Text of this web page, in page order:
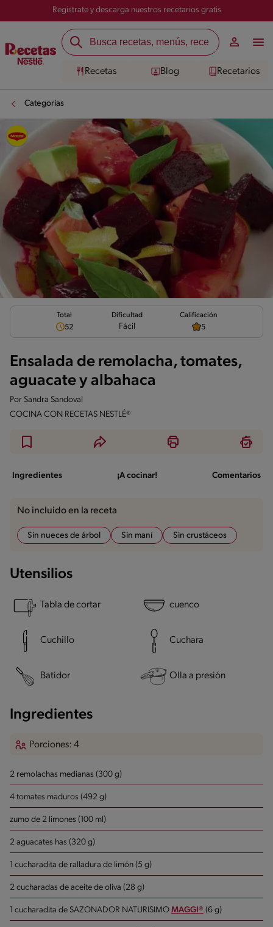
Registrate y descarga nuestros recetarios gratis
Recetas Blog Recetarios
Categorías
Total
52
Dificultad
Fácil
Calificación
5
Ensalada de remolacha, tomates,
aguacate y albahaca
Por Sandra Sandoval
COCINA CON RECETAS NESTLÉ®
Ingredientes ¡A cocinar! Comentarios
No incluido en la receta
Sin nueces de árbol Sin maní Sin crustáceos
Utensilios
Tabla de cortar cuenco
Cuchillo Cuchara
Batidor Olla a presión
Ingredientes
Porciones: 4
2 remolachas medianas (300 g)
4 tomates maduros (492 g)
zumo de 2 limones (100 ml)
2 aguacates has (320 g)
1 cucharadita de ralladura de limón (5 g)
2 cucharadas de aceite de oliva (28 g)
1 cucharadita de SAZONADOR NATURISIMO MAGGI® (6 g)